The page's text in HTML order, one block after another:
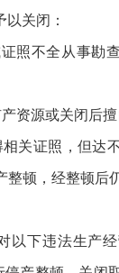
关闭：
照不全从事勘
资源或关闭后擅
关证照，但达
整顿，经整顿后
以下违法生产